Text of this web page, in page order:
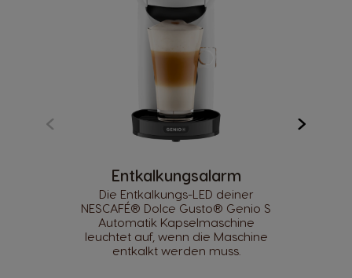
Entkalkungsalarm
Die Entkalkungs-LED deiner
NESCAFÉ® Dolce Gusto® Genio S
Automatik Kapselmaschine
leuchtet auf, wenn die Maschine
entkalkt werden muss.